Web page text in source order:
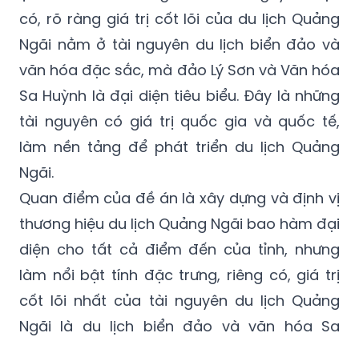
có, rõ ràng giá trị cốt lõi của du lịch Quảng
Ngãi nằm ở tài nguyên du lịch biển đảo và
văn hóa đặc sắc, mà đảo Lý Sơn và Văn hóa
Sa Huỳnh là đại diện tiêu biểu. Đây là những
tài nguyên có giá trị quốc gia và quốc tế,
làm nền tảng để phát triển du lịch Quảng
Ngãi.
Quan điểm của đề án là xây dựng và định vị
thương hiệu du lịch Quảng Ngãi bao hàm đại
diện cho tất cả điểm đến của tỉnh, nhưng
làm nổi bật tính đặc trưng, riêng có, giá trị
cốt lõi nhất của tài nguyên du lịch Quảng
Ngãi là du lịch biển đảo và văn hóa Sa